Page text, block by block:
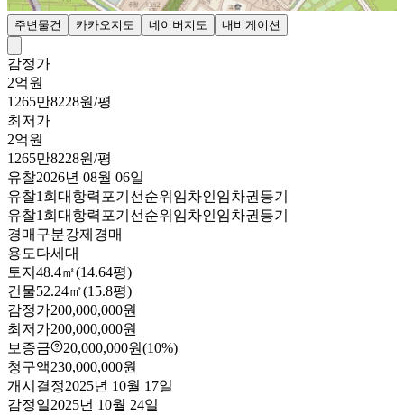
주변물건 카카오지도 네이버지도 내비게이션
감정가
2억원
1265만8228원/평
최저가
2억원
1265만8228원/평
유찰2026년 08월 06일
유찰1회 대항력포기 선순위임차인임차권등기
유찰1회 대항력포기 선순위임차인임차권등기
경매구분강제경매
용도다세대
토지 48.4㎡(14.64평)
건물52.24㎡(15.8평)
감정가200,000,000원
최저가200,000,000원
보증금
20,000,000원(10%)
청구액230,000,000원
개시결정2025년 10월 17일
감정일2025년 10월 24일